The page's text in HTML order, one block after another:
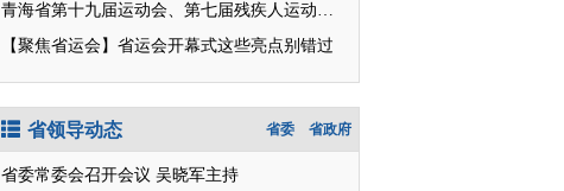
青海省第十九届运动会、第七届残疾人运动会明日开幕
【聚焦省运会】省运会开幕式这些亮点别错过
省领导动态 省政府
省委
省委常委会召开会议 吴晓军主持